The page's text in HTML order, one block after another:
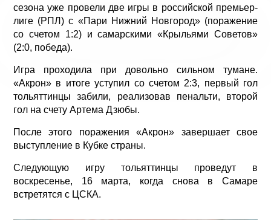
сезона уже провели две игры в российской премьер-
лиге (РПЛ) с «Пари Нижний Новгород» (поражение
со счетом 1:2) и самарскими «Крыльями Советов»
(2:0, победа).
Игра проходила при довольно сильном тумане.
«Акрон» в итоге уступил со счетом 2:3, первый гол
тольяттинцы забили, реализовав пенальти, второй
гол на счету Артема Дзюбы.
После этого поражения «Акрон» завершает свое
выступление в Кубке страны.
Следующую игру тольяттинцы проведут в
воскресенье, 16 марта, когда снова в Самаре
встретятся с ЦСКА.